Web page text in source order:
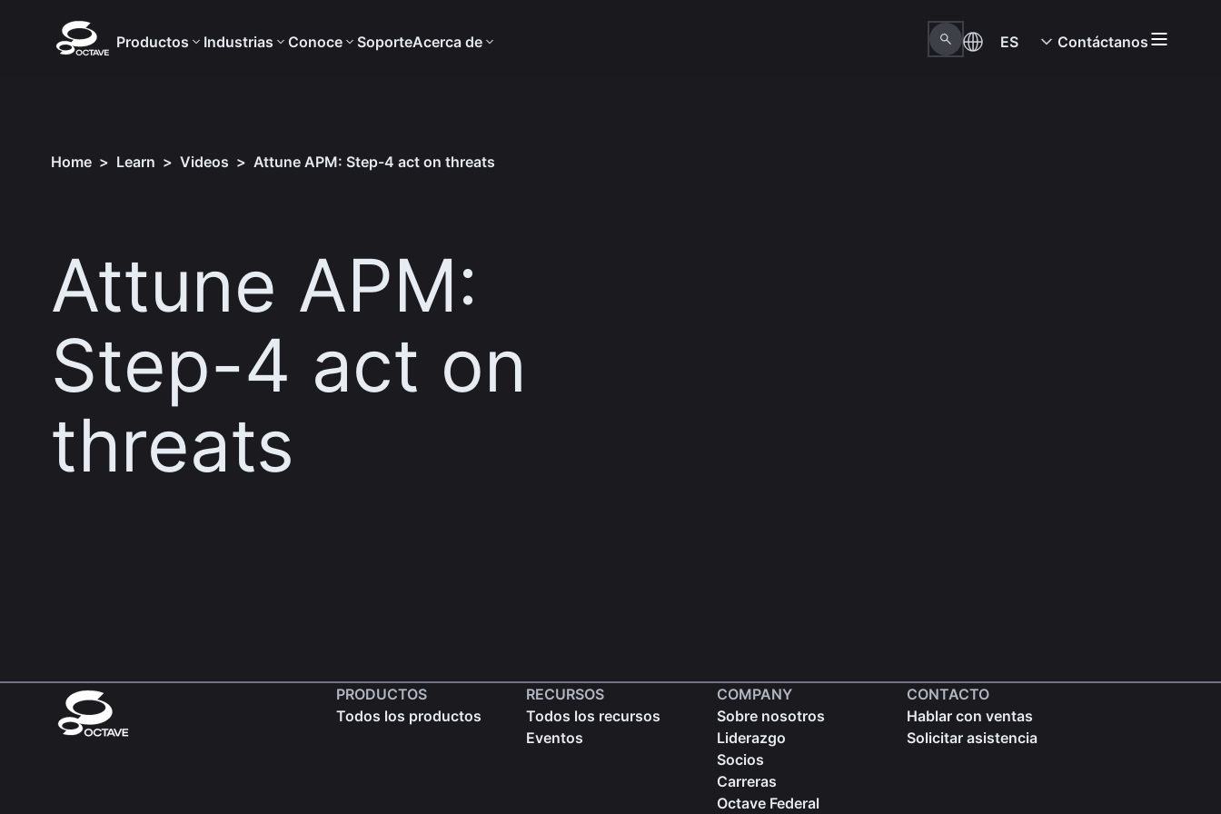
Productos Industrias Conoce SoporteAcerca de ES Contáctanos
Home > Learn > Videos > Attune APM: Step-4 act on threats
Attune APM:
Step-4 act on
threats
PRODUCTOS
Todos los productos
RECURSOS
Todos los recursos
Eventos
COMPANY
Sobre nosotros
Liderazgo
Socios
Carreras
Octave Federal
CONTACTO
Hablar con ventas
Solicitar asistencia